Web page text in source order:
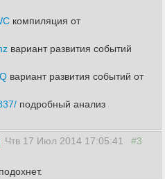
компиляция от
вариант развития событий
вариант развития событий от
подробный анализ
Чтв 17 Июл 2014 17:05:41
#3